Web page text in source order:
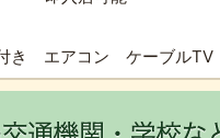
き エアコン ケーブル